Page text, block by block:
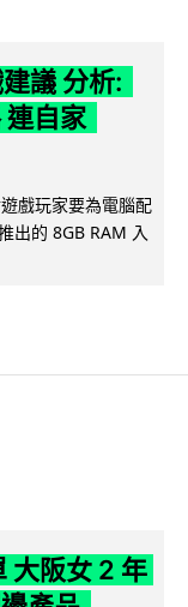
議 分析:
自家
戲玩家要為電腦配
出的 8GB RAM 入
大阪女 2 年